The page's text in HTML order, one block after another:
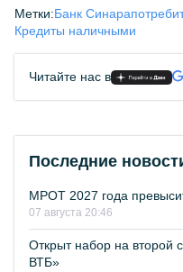
Метки:Банк Синара
Кредиты наличными
Читайте нас в
Последние
МРОТ 2027 года
07 августа 20:46
Открыт набор на второй
ВТБ»